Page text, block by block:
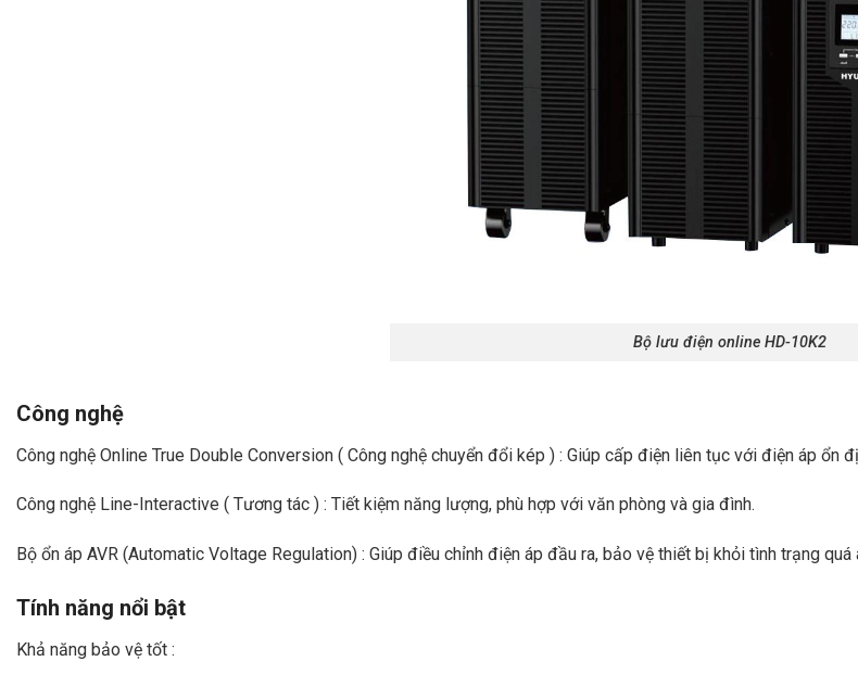
Bộ lưu điện online HD-10K2
Công nghệ
Công nghệ Online True Double Conversion ( Công nghệ chuyển đổi kép ) : Giúp cấp điện liên tục với điện áp ổn
Công nghệ Line-Interactive ( Tương tác ) : Tiết kiệm năng lượng, phù hợp với văn phòng và gia đình.
Bộ ổn áp AVR (Automatic Voltage Regulation) : Giúp điều chỉnh điện áp đầu ra, bảo vệ thiết bị khỏi tình trạng quá
Tính năng nổi bật
Khả năng bảo vệ tốt :